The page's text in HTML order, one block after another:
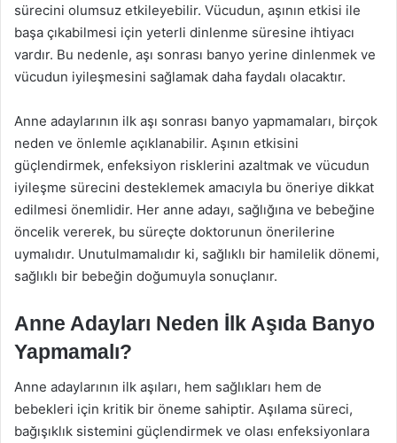
sürecini olumsuz etkileyebilir. Vücudun, aşının etkisi ile
başa çıkabilmesi için yeterli dinlenme süresine ihtiyacı
vardır. Bu nedenle, aşı sonrası banyo yerine dinlenmek ve
vücudun iyileşmesini sağlamak daha faydalı olacaktır.
Anne adaylarının ilk aşı sonrası banyo yapmamaları, birçok
neden ve önlemle açıklanabilir. Aşının etkisini
güçlendirmek, enfeksiyon risklerini azaltmak ve vücudun
iyileşme sürecini desteklemek amacıyla bu öneriye dikkat
edilmesi önemlidir. Her anne adayı, sağlığına ve bebeğine
öncelik vererek, bu süreçte doktorunun önerilerine
uymalıdır. Unutulmamalıdır ki, sağlıklı bir hamilelik dönemi,
sağlıklı bir bebeğin doğumuyla sonuçlanır.
Anne Adayları Neden İlk Aşıda Banyo
Yapmamalı?
Anne adaylarının ilk aşıları, hem sağlıkları hem de
bebekleri için kritik bir öneme sahiptir. Aşılama süreci,
bağışıklık sistemini güçlendirmek ve olası enfeksiyonlara